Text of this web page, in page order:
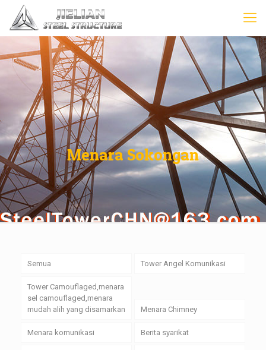
Menara Sokongan
Semua Tower Angel Komunikasi
Tower Camouflaged,menara
sel camouflaged,menara
mudah alih yang disamarkan
Menara Chimney
Menara komunikasi Berita syarikat